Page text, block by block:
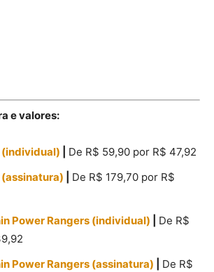
e valores:
(individual)
De R$ 59,90 por R$ 47,92
De R$ 179,70 por R$
Power Rangers (individual)
De R$
Power Rangers (assinatura)
De R$